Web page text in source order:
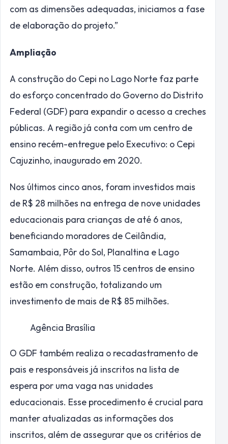
com as dimensões adequadas, iniciamos a fase
de elaboração do projeto.”
Ampliação
A construção do Cepi no Lago Norte faz parte
do esforço concentrado do Governo do Distrito
Federal (GDF) para expandir o acesso a creches
públicas. A região já conta com um centro de
ensino recém-entregue pelo Executivo: o Cepi
Cajuzinho, inaugurado em 2020.
Nos últimos cinco anos, foram investidos mais
de R$ 28 milhões na entrega de nove unidades
educacionais para crianças de até 6 anos,
beneficiando moradores de Ceilândia,
Samambaia, Pôr do Sol, Planaltina e Lago
Norte. Além disso, outros 15 centros de ensino
estão em construção, totalizando um
investimento de mais de R$ 85 milhões.
Agência Brasília
O GDF também realiza o recadastramento de
pais e responsáveis já inscritos na lista de
espera por uma vaga nas unidades
educacionais. Esse procedimento é crucial para
manter atualizadas as informações dos
inscritos, além de assegurar que os critérios de